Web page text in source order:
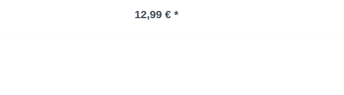
Regulärer Preis:
12,99 € *